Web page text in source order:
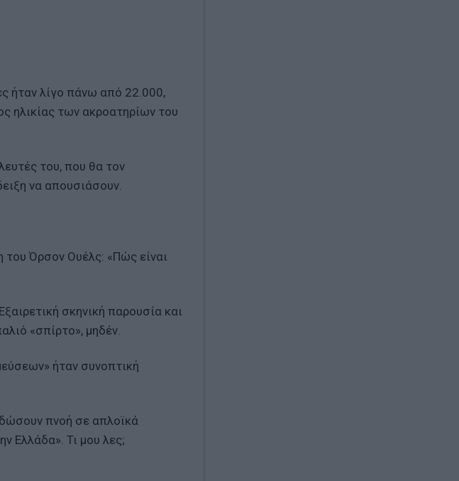
ήταν λίγο πάνω από 22.000,
ηλικίας των ακροατηρίων του
του, που θα τον
να απουσιάσουν.
Όρσον Ουέλς: «Πώς είναι
σκηνική παρουσία και
«σπίρτο», μηδέν.
ήταν συνοπτική
πνοή σε απλοϊκά
Ελλάδα». Τι μου λες;